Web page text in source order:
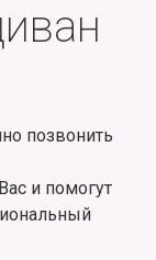
позвонить
и помогут